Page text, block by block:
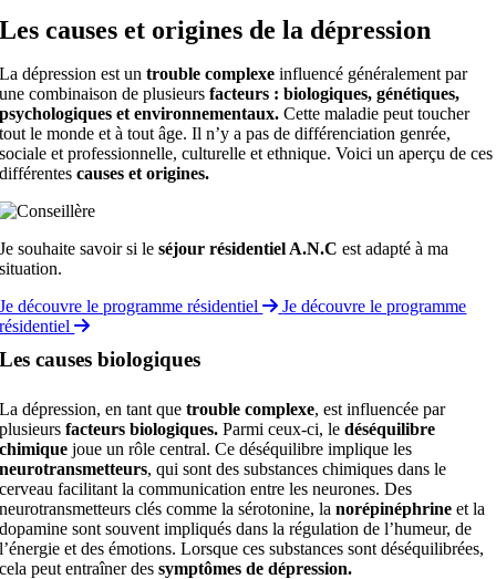
Les causes et origines de la dépression
La dépression est un trouble complexe influencé généralement par
une combinaison de plusieursfacteurs : biologiques, génétiques,
psychologiques et environnementaux.Cette maladie peut toucher
tout le monde et à tout âge. Il n’y a pas de différenciation genrée,
sociale et professionnelle, culturelle et ethnique. Voici un aperçu de ces
différentescauses et origines.
Je souhaite savoir si leséjour résidentiel A.N.C est adapté à ma
situation.
Je découvre le programme résidentiel
Je découvre le programme
résidentiel
Les causes biologiques
La dépression, en tant quetrouble complexe, est influencée par
plusieursfacteurs biologiques. Parmi ceux-ci, ledéséquilibre
chimique joue un rôle central. Ce déséquilibre implique les
neurotransmetteurs, qui sont des substances chimiques dans le
cerveau facilitant la communication entre les neurones. Des
neurotransmetteurs clés comme la sérotonine, lanorépinéphrine et la
dopamine sont souvent impliqués dans la régulation de l’humeur, de
l’énergie et des émotions. Lorsque ces substances sont déséquilibrées,
cela peut entraîner dessymptômes de dépression.